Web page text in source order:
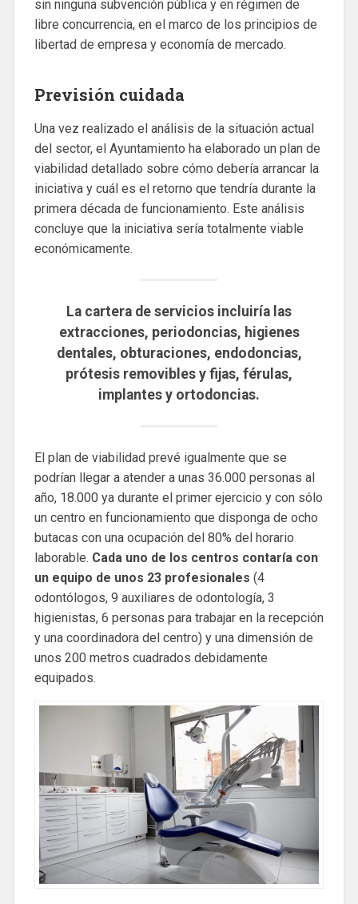
sin ninguna subvención pública y en régimen de
libre concurrencia, en el marco de los principios de
libertad de empresa y economía de mercado.
Previsión cuidada
Una vez realizado el análisis de la situación actual
del sector, el Ayuntamiento ha elaborado un plan de
viabilidad detallado sobre cómo debería arrancar la
iniciativa y cuál es el retorno que tendría durante la
primera década de funcionamiento. Este análisis
concluye que la iniciativa sería totalmente viable
económicamente.
La cartera de servicios incluiría las
extracciones, periodoncias, higienes
dentales, obturaciones, endodoncias,
prótesis removibles y fijas, férulas,
implantes y ortodoncias.
El plan de viabilidad prevé igualmente que se
podrían llegar a atender a unas 36.000 personas al
año, 18.000 ya durante el primer ejercicio y con sólo
un centro en funcionamiento que disponga de ocho
butacas con una ocupación del 80% del horario
laborable. Cada uno de los centros contaría con
un equipo de unos 23 profesionales (4
odontólogos, 9 auxiliares de odontología, 3
higienistas, 6 personas para trabajar en la recepción
y una coordinadora del centro) y una dimensión de
unos 200 metros cuadrados debidamente
equipados.